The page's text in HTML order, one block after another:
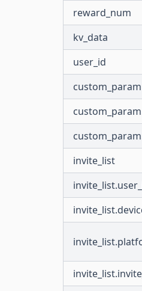
reward_num
kv_data
user_id
custom_param
invite_list